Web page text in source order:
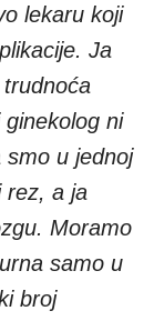
lekaru koji
Ja
ni
smo u jednoj
rez, a ja
Moramo
samo u
broj